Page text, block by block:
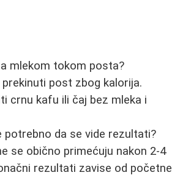
mlekom tokom posta?
post zbog kalorija.
crnu kafu ili čaj bez mleka i
potrebno da se vide rezultati?
se obično primećuju nakon 2-4
rezultati zavise od početne